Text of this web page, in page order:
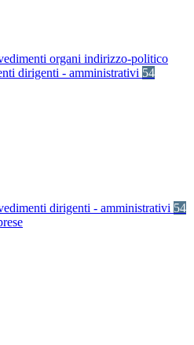
organi indirizzo-politico
dirigenti - amministrativi 54
dirigenti - amministrativi 54